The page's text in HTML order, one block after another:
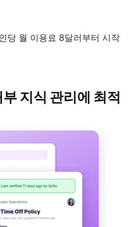
당 월 이용료 8달러부터 시작
지식 관리에 최적